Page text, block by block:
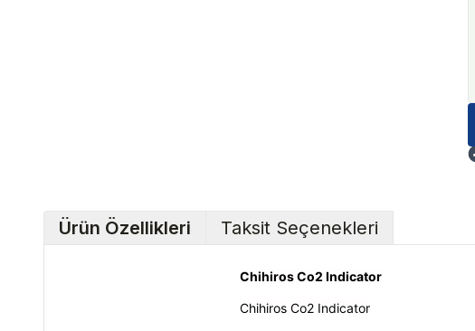
Ürün Özellikleri Taksit Seçenekleri
Chihiros Co2 Indicator
Chihiros Co2 Indicator